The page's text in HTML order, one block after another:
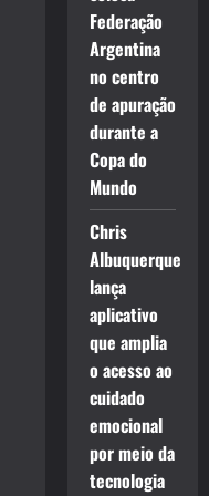
Federação
Argentina
no centro
de apuração
durante a
Copa do
Mundo
Chris
Albuquerque
lança
aplicativo
que amplia
o acesso ao
cuidado
emocional
por meio da
tecnologia